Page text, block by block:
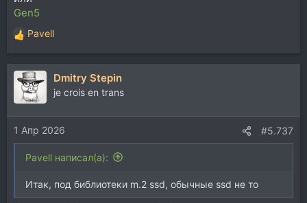
Gen5
Р
е
а
к
и
и
:
Pavell
Dmitry Stepin
je crois en trans
1 Апр 2026 #5.737
Pavell написал(а):
Итак, под библиотеки m.2 ssd, обычные ssd не то